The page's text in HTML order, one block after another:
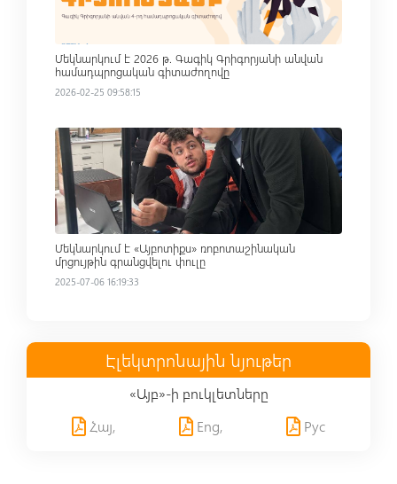
Մեկնարկում է 2026 թ. Գագիկ Գրիգորյանի անվան
համադպրոցական գիտաժողովը
2026-02-25 09:58:15
Read more
Մեկնարկում է «Այբոտիքս» ռոբոտաշինական
մրցույթին գրանցվելու փուլը
2025-07-06 16:19:33
Էլեկտրոնային նյութեր
«Այբ»-ի բուկլետները
Հայ,
Eng, Рус